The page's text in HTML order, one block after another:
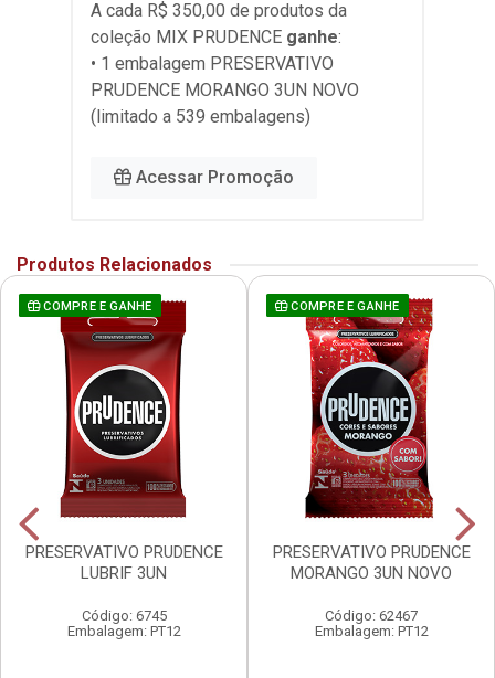
A cada R$ 350,00 de produtos da
coleção MIX PRUDENCE ganhe:
• 1 embalagem PRESERVATIVO
PRUDENCE MORANGO 3UN NOVO
(limitado a 539 embalagens)
Acessar Promoção
Produtos Relacionados
COMPRE E GANHE
PRESERVATIVO PRUDENCE
LUBRIF 3UN
Código: 6745
Embalagem: PT12
COMPRE E GANHE
PRESERVATIVO PRUDENCE
MORANGO 3UN NOVO
Código: 62467
Embalagem: PT12